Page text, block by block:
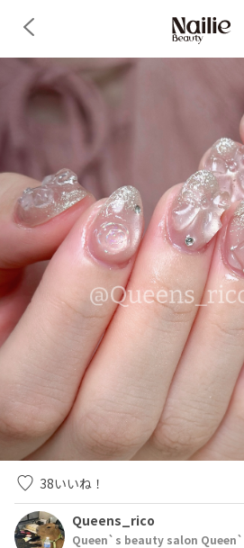
38いいね！
Queens_rico